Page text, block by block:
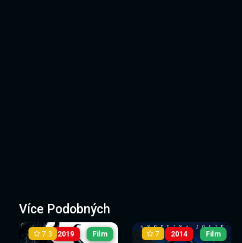
Více Podobných
2019
7.3 Film 2014
7 Film